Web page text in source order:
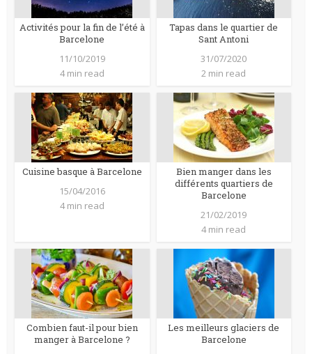
Activités pour la fin de l’été à
Barcelone
11/10/2019
4 min read
Tapas dans le quartier de
Sant Antoni
31/07/2020
2 min read
Cuisine basque à Barcelone
15/04/2016
4 min read
Bien manger dans les
différents quartiers de
Barcelone
21/02/2019
4 min read
Combien faut-il pour bien
manger à Barcelone ?
Les meilleurs glaciers de
Barcelone